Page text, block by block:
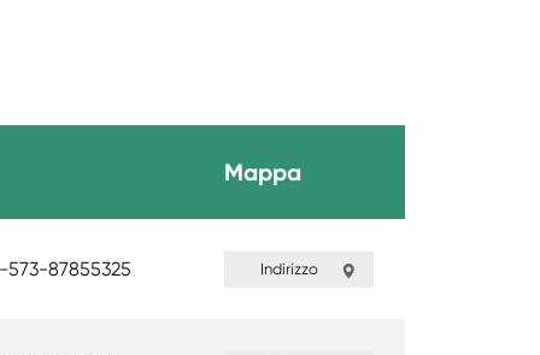
Mappa
87855325 Indirizzo